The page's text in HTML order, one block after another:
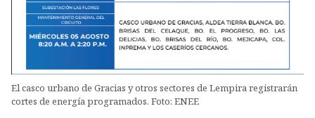
El casco urbano de Gracias y otros sectores de Lempira registrarán
cortes de energía programados. Foto: ENEE